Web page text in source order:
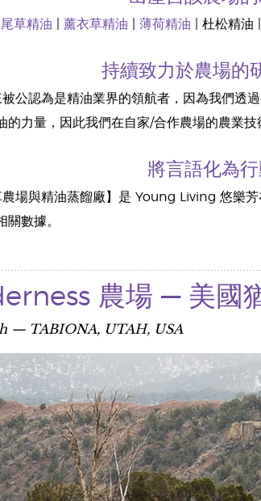
草精油 薰衣草精油 薄荷精油 | 杜松精油
持續致力於農場的
公認為是精油業界的領航者，因為我們透
的力量，因此我們在自家/合作農場的農業
將言語化為行
場與精油蒸餾廠】是 Young Living 悠樂
數據。
農場 — 美國
— TABIONA, UTAH, USA